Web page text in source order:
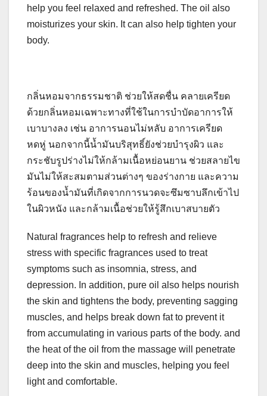
help you feel relaxed and refreshed. The oil also
moisturizes your skin. It can also help tighten your
body.
กลิ่นหอมจากธรรมชาติ ช่วยให้สดชื่น คลายเครียด
ด้วยกลิ่นหอมเฉพาะทางที่ใช้ในการบำบัดอาการให้
เบาบางลง เช่น อาการนอนไม่หลับ อาการเครียด
หดหู่ นอกจากนี้น้ำมันบริสุทธิ์ยังช่วยบำรุงผิว และ
กระชับรูปร่างไม่ให้กล้ามเนื้อหย่อนยาน ช่วยสลายไข
มันไม่ให้สะสมตามส่วนต่างๆ ของร่างกาย และความ
ร้อนของน้ำมันที่เกิดจากการนวดจะซึมซาบลึกเข้าไป
ในผิวหนัง และกล้ามเนื้อช่วยให้รู้สึกเบาสบายตัว
Natural fragrances help to refresh and relieve
stress with specific fragrances used to treat
symptoms such as insomnia, stress, and
depression. In addition, pure oil also helps nourish
the skin and tightens the body, preventing sagging
muscles, and helps break down fat to prevent it
from accumulating in various parts of the body. and
the heat of the oil from the massage will penetrate
deep into the skin and muscles, helping you feel
light and comfortable.